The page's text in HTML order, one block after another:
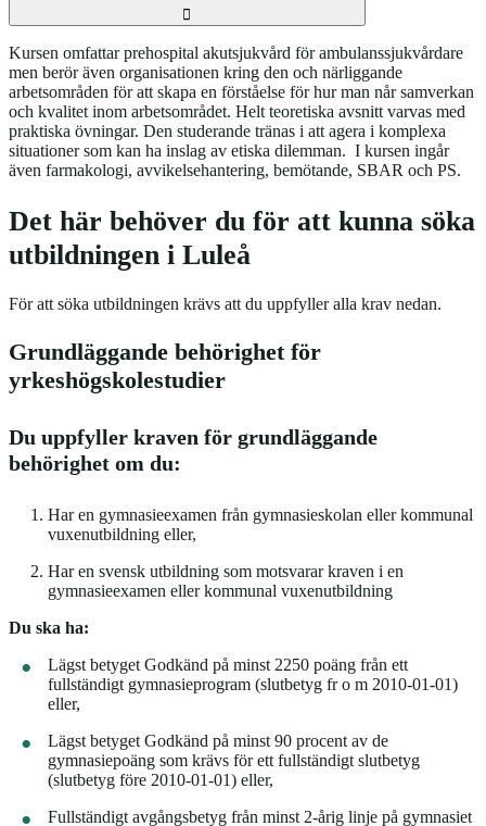
Kursen omfattar prehospital akutsjukvård för ambulanssjukvårdare
men berör även organisationen kring den och närliggande
arbetsområden för att skapa en förståelse för hur man når samverkan
och kvalitet inom arbetsområdet. Helt teoretiska avsnitt varvas med
praktiska övningar. Den studerande tränas i att agera i komplexa
situationer som kan ha inslag av etiska dilemman. I kursen ingår
även farmakologi, avvikelsehantering, bemötande, SBAR och PS.
Det här behöver du för att kunna söka
utbildningen i Luleå
För att söka utbildningen krävs att du uppfyller alla krav nedan.
Grundläggande behörighet för
yrkeshögskolestudier
Du uppfyller kraven för grundläggande
behörighet om du:
Har en gymnasieexamen från gymnasieskolan eller kommunal
vuxenutbildning eller,
Har en svensk utbildning som motsvarar kraven i en
gymnasieexamen eller kommunal vuxenutbildning
Du ska ha:
Lägst betyget Godkänd på minst 2250 poäng från ett
fullständigt gymnasieprogram (slutbetyg fr o m 2010-01-01)
eller,
Lägst betyget Godkänd på minst 90 procent av de
gymnasiepoäng som krävs för ett fullständigt slutbetyg
(slutbetyg före 2010-01-01) eller,
Fullständigt avgångsbetyg från minst 2-årig linje på gymnasiet